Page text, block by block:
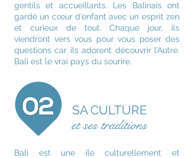
gentils et accueillants. Les Balinais ont
gardé un cœur d’enfant avec un esprit zen
et curieux de tout. Chaque jour, ils
viendront vers vous pour vous poser des
questions car ils adorent découvrir l’Autre.
Bali est le vrai pays du sourire.
SA CULTURE
et ses traditions
Bali est une île culturellement et